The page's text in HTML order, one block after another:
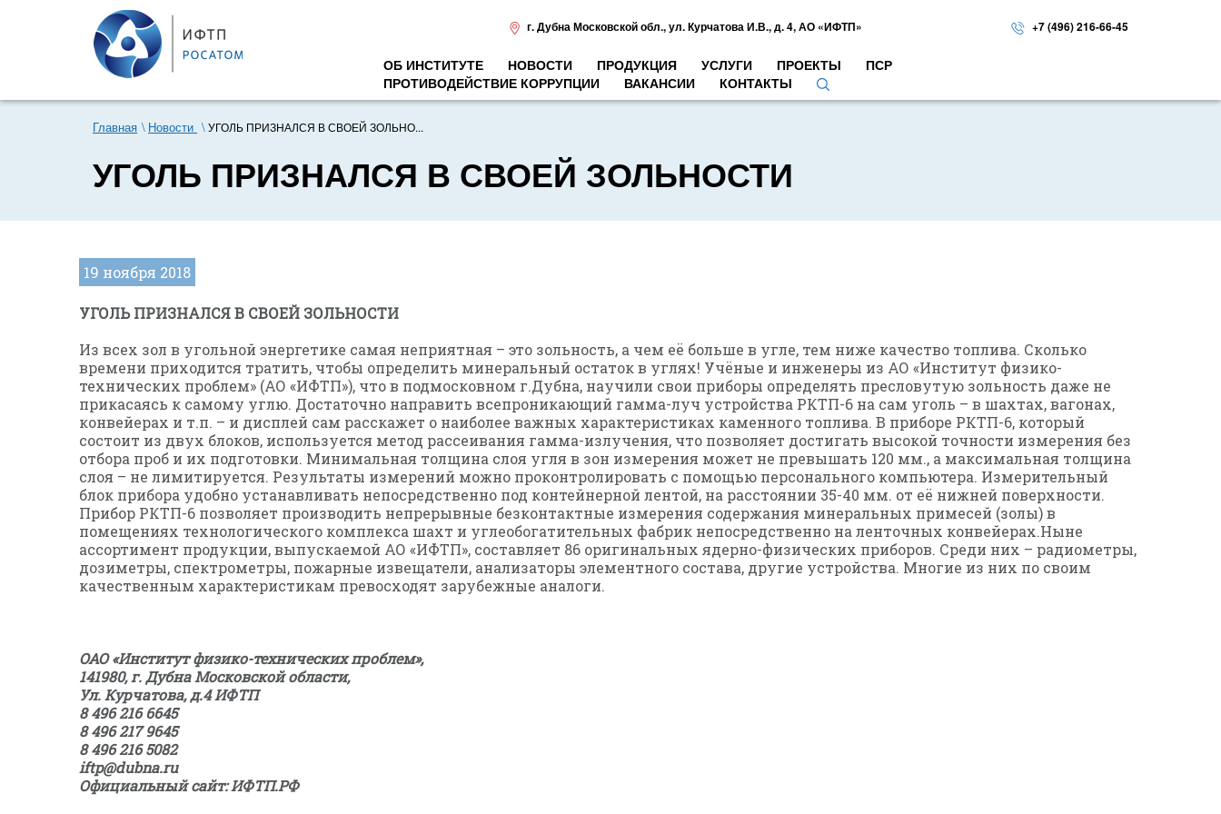
г. Дубна Московской обл.,ул. Курчатова И.В., д. 4,АО «ИФТП» +7 (496) 216-66-45
ОБ ИНСТИТУТЕ НОВОСТИ ПРОДУКЦИЯ УСЛУГИ ПРОЕКТЫ
ПСР
ПРОТИВОДЕЙСТВИЕ КОРРУПЦИИ
ВАКАНСИИ КОНТАКТЫ
Главная Новости УГОЛЬ ПРИЗНАЛСЯ В СВОЕЙ ЗОЛЬНО...
УГОЛЬ ПРИЗНАЛСЯ В СВОЕЙ ЗОЛЬНОСТИ
19 ноября 2018
УГОЛЬ ПРИЗНАЛСЯ В СВОЕЙ ЗОЛЬНОСТИ
Из всех зол в угольной энергетике самая неприятная – это зольность, а чем её больше в угле, тем ниже качество топлива. Сколько
времени приходится тратить, чтобы определить минеральный остаток в углях! Учёные и инженеры из АО «Институт физико-
технических проблем» (АО «ИФТП»), что в подмосковном г.Дубна, научили свои приборы определять пресловутую зольность даже не
прикасаясь к самому углю. Достаточно направить всепроникающий гамма-луч устройства РКТП-6 на сам уголь – в шахтах, вагонах,
конвейерах и т.п. – и дисплей сам расскажет о наиболее важных характеристиках каменного топлива. В приборе РКТП-6, который
состоит из двух блоков, используется метод рассеивания гамма-излучения, что позволяет достигать высокой точности измерения без
отбора проб и их подготовки. Минимальная толщина слоя угля в зон измерения может не превышать 120 мм., а максимальная толщина
слоя – не лимитируется. Результаты измерений можно проконтролировать с помощью персонального компьютера. Измерительный
блок прибора удобно устанавливать непосредственно под контейнерной лентой, на расстоянии 35-40 мм. от её нижней поверхности.
Прибор РКТП-6 позволяет производить непрерывные безконтактные измерения содержания минеральных примесей (золы) в
помещениях технологического комплекса шахт и углеобогатительных фабрик непосредственно на ленточных конвейерах.Ныне
ассортимент продукции, выпускаемой АО «ИФТП», составляет 86 оригинальных ядерно-физических приборов. Среди них – радиометры,
дозиметры, спектрометры, пожарные извещатели, анализаторы элементного состава, другие устройства. Многие из них по своим
качественным характеристикам превосходят зарубежные аналоги.
ОАО «Институт физико-технических проблем»,
141980, г. Дубна Московской области,
Ул. Курчатова, д.4 ИФТП
8 496 216 6645
8 496 217 9645
8 496 216 5082
iftp@dubna.ru
Официальный сайт: ИФТП.РФ